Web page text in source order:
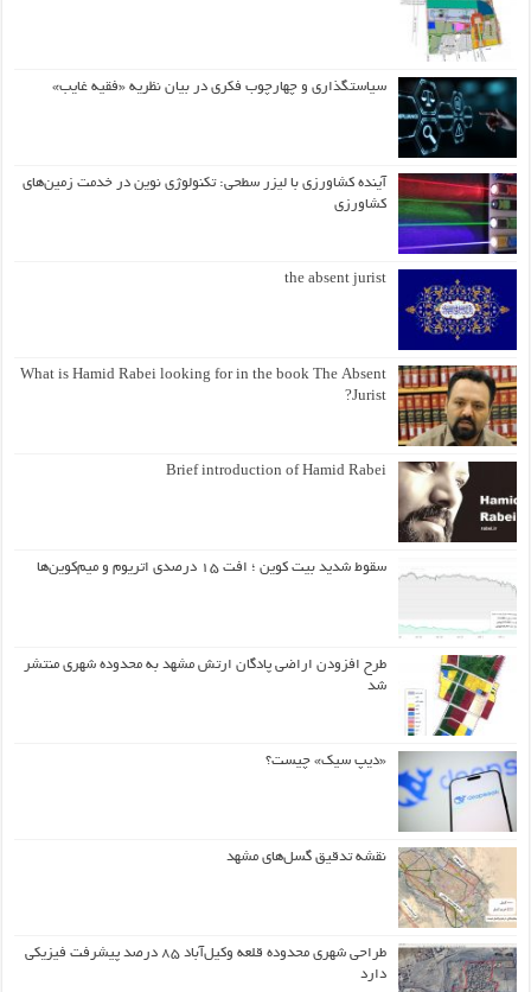
سیاستگذاری و چهارچوب فکری در بیان نظریه «فقیه غایب»
آینده کشاورزی با لیزر سطحی: تکنولوژی نوین در خدمت زمین‌های
کشاورزی
the absent jurist
What is Hamid Rabei looking for in the book The Absent
Jurist?
Brief introduction of Hamid Rabei
سقوط شدید بیت کوین ؛ افت ۱۵ درصدی اتریوم و میم‌کوین‌ها
طرح افزودن اراضی پادگان ارتش مشهد به محدوده شهری منتشر
شد
«دیپ سیک» چیست؟
نقشه تدقیق گسل‌های مشهد
طراحی شهری محدوده قلعه وکیل‌آباد ۸۵ درصد پیشرفت فیزیکی
دارد